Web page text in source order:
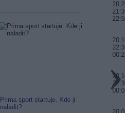
Prima sport startuje. Kde ji
naladit?